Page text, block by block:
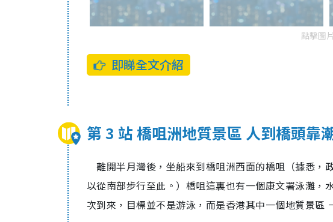
點擊圖
即睇全文介紹
第 3 站 橋咀洲地質景區 人到橋頭靠
離開半月灣後，坐船來到橋咀洲西面的橋咀（據悉，
以從南部步行至此。）橋咀這裏也有一個康文署泳灘
次到來，目標並不是游泳，而是香港其中一個地質景區